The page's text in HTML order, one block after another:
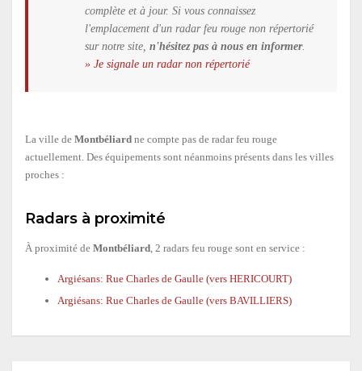
complète et à jour. Si vous connaissez
l'emplacement d'un radar feu rouge non répertorié
sur notre site, n'hésitez pas à nous en informer.
» Je signale un radar non répertorié
La ville de Montbéliard ne compte pas de radar feu rouge
actuellement. Des équipements sont néanmoins présents dans les villes
proches :
Radars à proximité
À proximité de Montbéliard , 2 radars feu rouge sont en service :
Argiésans: Rue Charles de Gaulle (vers HERICOURT)
Argiésans: Rue Charles de Gaulle (vers BAVILLIERS)